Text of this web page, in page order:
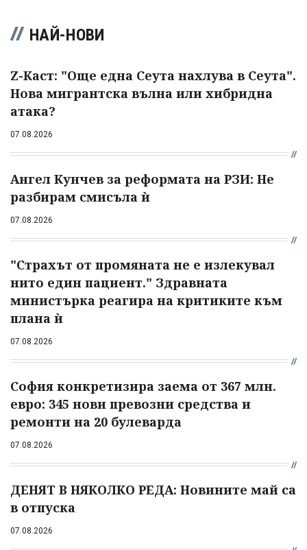
НАЙ-НОВИ
Z-Каст: "Още една Сеута нахлува в Сеута".
Нова мигрантска вълна или хибридна
атака?
07.08.2026
Ангел Кунчев за реформата на РЗИ: Не
разбирам смисъла ѝ
07.08.2026
"Страхът от промяната не е излекувал
нито един пациент." Здравната
министърка реагира на критиките към
плана ѝ
07.08.2026
София конкретизира заема от 367 млн.
евро: 345 нови превозни средства и
ремонти на 20 булеварда
07.08.2026
ДЕНЯТ В НЯКОЛКО РЕДА: Новините май са
в отпуска
07.08.2026